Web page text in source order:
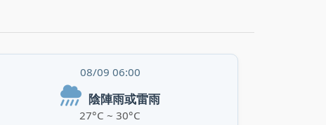
08/09 06:00
陰陣雨或雷雨
27°C ~ 30°C